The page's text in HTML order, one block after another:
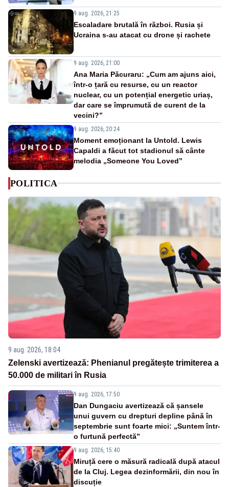
9 aug. 2026, 21:25
Escaladare brutală în război. Rusia și
Ucraina s-au atacat cu drone și rachete
9 aug. 2026, 21:00
Ana Maria Păcuraru: „Cum am ajuns aici,
într-o țară cu resurse, cu un reactor
nuclear, cu un potențial energetic uriaș,
dar care se împrumută de curent de la
vecini?”
9 aug. 2026, 20:24
Moment emoționant la Untold. Lewis
Capaldi a făcut tot stadionul să cânte
melodia „Someone You Loved”
POLITICA
9 aug. 2026, 18:04
Zelenski avertizează: Phenianul pregătește trimiterea a
50.000 de militari în Rusia
9 aug. 2026, 17:50
Dan Dungaciu avertizează că șansele
unui guvern cu drepturi depline până în
septembrie sunt foarte mici: „Suntem într-
o furtună perfectă”
9 aug. 2026, 15:40
Miruță cere o măsură radicală după atacul
de la Cluj. Legea dezinformării, din nou în
discuție